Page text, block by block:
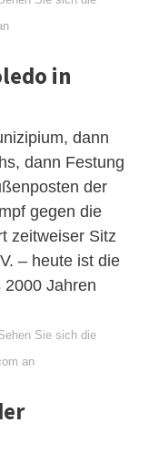
in
dann
dann Festung
der
gegen die
zeitweiser Sitz
– heute ist die
2000 Jahren
Sie sich die
an